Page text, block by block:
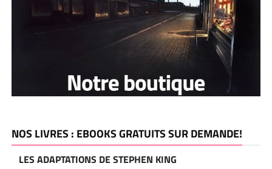
NOS LIVRES : EBOOKS GRATUITS SUR DEMANDE!
LES ADAPTATIONS DE STEPHEN KING